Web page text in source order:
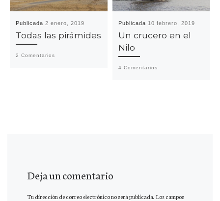
Publicada2 enero, 2019
Todas las pirámides
2 Comentarios
Publicada 10 febrero, 2019
Un crucero en el
Nilo
4 Comentarios
Deja un comentario
Tu dirección de correo electrónico no será publicada.Los campos